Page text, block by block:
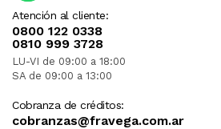
Atención al cliente:
0800 122 0338
0810 999 3728
LU-VI de 09:00 a 18:00
SA de 09:00 a 13:00
Cobranza de créditos:
cobranzas@fravega.com.ar